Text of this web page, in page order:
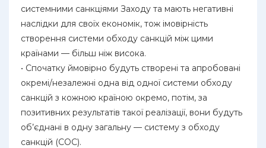
системними санкціями Заходу та мають негативні
наслідки для своїх економік, тож імовірність
створення системи обходу санкцій між цими
країнами — більш ніж висока.
• Спочатку ймовірно будуть створені та апробовані
окремі/незалежні одна від одної системи обходу
санкцій з кожною країною окремо, потім, за
позитивних результатів такої реалізації, вони будуть
об’єднані в одну загальну — систему з обходу
санкцій (СОС).